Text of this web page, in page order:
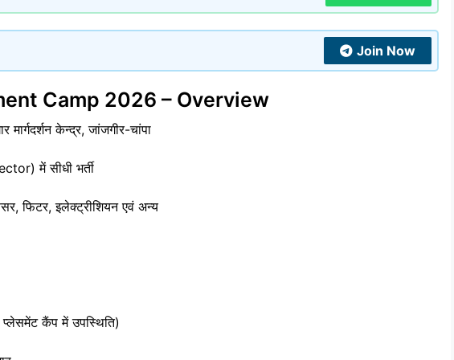
Join Now
Camp 2026 – Overview
मार्गदर्शन केन्द्र, जांजगीर-चांपा
में सीधी भर्ती
फिटर, इलेक्ट्रीशियन एवं अन्य
कैंप में उपस्थिति)